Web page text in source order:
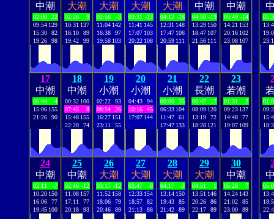
中潮
02:00
22
09:54 129
15:30
82
19:26
98
大潮
02:26
9
10:31 137
16:10
89
19:42
99
大潮
02:56
-3
11:04 142
16:38
97
19:58 103
大潮
03:31 -13
11:41 145
17:07 103
20:22 108
大潮
04:12 -18
12:31 148
17:47 106
20:59 111
中潮
04:58 -19
13:29 150
18:47 107
21:56 111
中潮
05:49 -14
14:21 153
20:16 102
23:08 107
17
中潮
06:44
-4
15:06 155
21:26
90
18
中潮
00:32 100
07:45
8
15:48 155
22:20
74
19
小潮
02:22
93
08:54
26
16:27 151
23:11
55
20
小潮
04:43
94
10:16
45
17:07 144
21
小潮
00:00
35
06:33 104
11:47
61
17:47 133
22
長潮
00:47
17
08:09 120
13:19
72
18:28 121
23
若潮
01:31
2
09:23 137
14:48
77
19:07 109
24
中潮
02:11
-7
10:20 150
16:06
77
19:45 100
25
中潮
02:46 -12
11:08 157
17:11
77
20:18
93
26
大潮
03:17 -12
11:52 158
18:06
79
20:46
89
27
大潮
03:47
-8
12:33 154
18:57
82
21:13
88
28
大潮
04:17
-3
13:14 150
19:43
85
21:42
89
29
大潮
04:51
1
13:51 146
20:26
86
22:17
89
30
中潮
05:28
7
14:24 143
21:02
85
23:00
89